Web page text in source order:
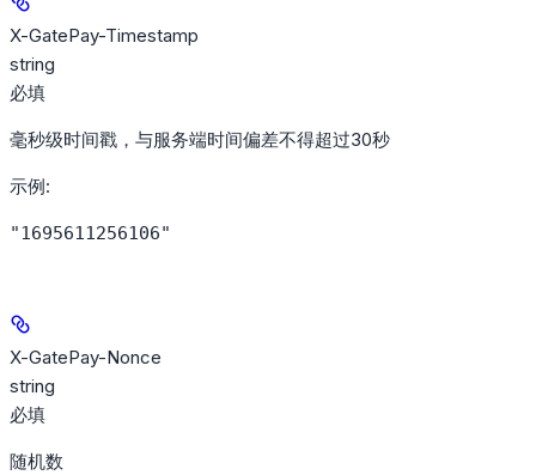
X-GatePay-Timestamp
string
必填
毫秒级时间戳，与服务端时间偏差不得超过30秒
示例:
"1695611256106"
X-GatePay-Nonce
string
必填
随机数